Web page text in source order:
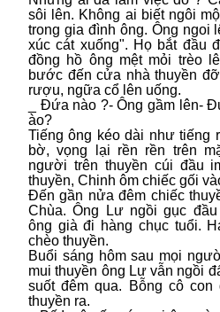
sôi lên. Không ai biết ngôi
trong gia đình ông. Ông ngoi
xúc cát xuống". Họ bắt đầu
đồng hồ ông mệt mỏi trèo
bước đến cửa nhà thuyền
rượu, ngữa cổ lên uống.
_ Đứa nào ?- Ông gầm lên-
ào?
Tiếng ông kéo dài như tiếng
bờ, vọng lại rền rền trên
người trên thuyền cúi đầu
thuyền, Chinh ôm chiếc gối
Đến gần nửa đêm chiếc
Chùa. Ông Lư ngồi gục
ông già đi hàng chục tuổi.
chèo thuyền.
Buổi sáng hôm sau mọi
mui thuyền ông Lư vẫn ngồi
suốt đêm qua. Bỗng cô
thuyền ra.